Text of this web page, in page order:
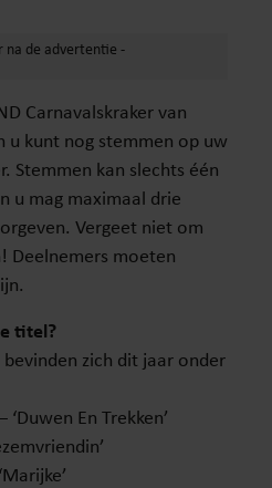
Carnavalskraker van
u kunt nog stemmen op uw
Stemmen kan slechts één
u mag maximaal drie
Vergeet niet om
Deelnemers moeten
titel?
zich dit jaar onder
En Trekken’